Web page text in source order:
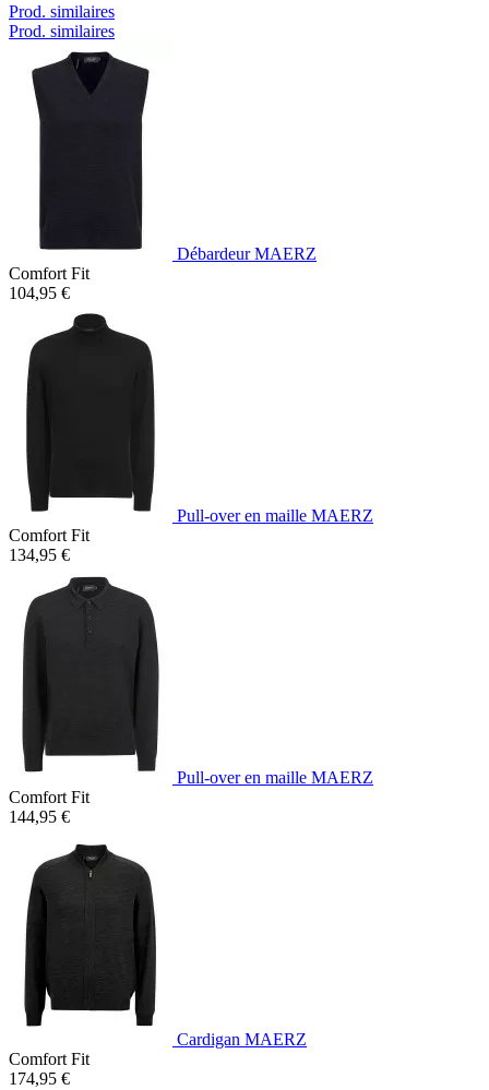
Prod. similaires
Prod. similaires
Débardeur MAERZ
Comfort Fit
104,95 €
Pull-over en maille MAERZ
Comfort Fit
134,95 €
Pull-over en maille MAERZ
Comfort Fit
144,95 €
Cardigan MAERZ
Comfort Fit
174,95 €